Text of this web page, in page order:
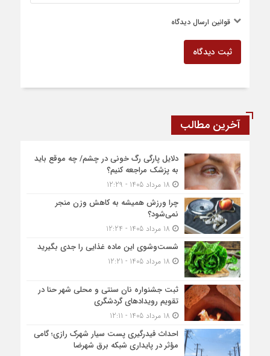
قوانین ارسال دیدگاه
ثبت دیدگاه
آخرین مطالب
دلایل پارگی رگ خونی در چشم/ چه موقع باید
به پزشک مراجعه کنیم؟
چرا ورزش همیشه به کاهش وزن منجر
نمی‌شود؟
شست‌وشوی این ماده غذایی را جدی بگیرید
ثبت جشنواره نان سنتی و محلی شهر حنا در
تقویم رویداد‌های گردشگری
احداث فیدرگیری پست سیار شهرک رازی؛ گامی
مؤثر در پایداری شبکه برق شهرضا